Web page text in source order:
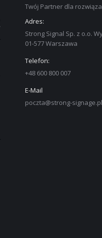
Twój Partner dla
Adres:
Strong Signal Sp. z o.o.
01-577 Warszawa
Telefon:
+48 600 800 007
E-Mail
poczta@strong-signage.pl